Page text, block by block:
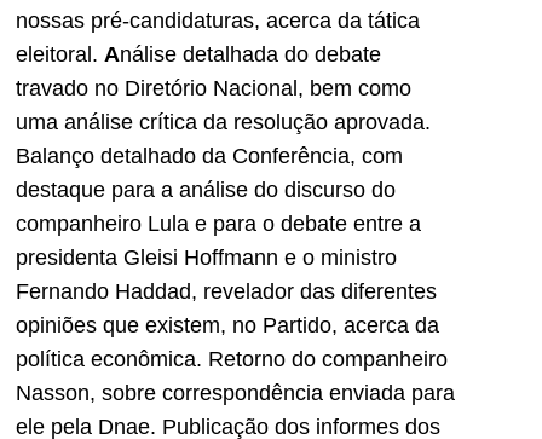
nossas pré-candidaturas, acerca da tática
eleitoral. Análise detalhada do debate
travado no Diretório Nacional, bem como
uma análise crítica da resolução aprovada.
Balanço detalhado da Conferência, com
destaque para a análise do discurso do
companheiro Lula e para o debate entre a
presidenta Gleisi Hoffmann e o ministro
Fernando Haddad, revelador das diferentes
opiniões que existem, no Partido, acerca da
política econômica. Retorno do companheiro
Nasson, sobre correspondência enviada para
ele pela Dnae. Publicação dos informes dos